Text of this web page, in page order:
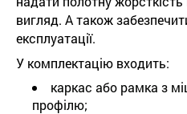
вигляд. А також
експлуатації.
У комплектацію входить:
каркас або рамка з
профілю;